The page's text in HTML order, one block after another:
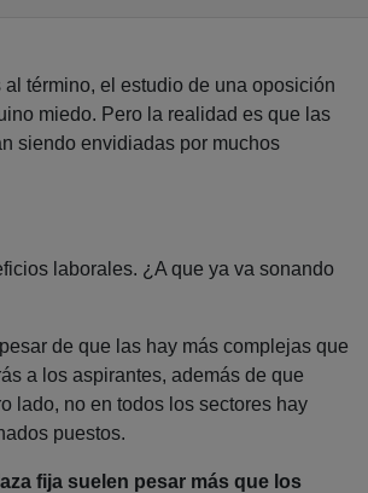
término, el estudio de una oposición
miedo. Pero la realidad es que las
siendo envidiadas por muchos
laborales. ¿A que ya va sonando
de que las hay más complejas que
a los aspirantes, además de que
lado, no en todos los sectores hay
puestos.
fija suelen pesar más que los